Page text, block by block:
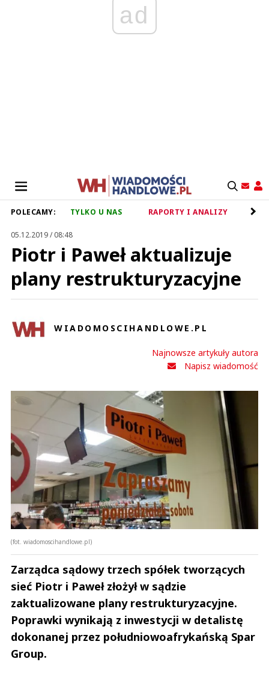
ad
POLECAMY: TYLKO U NAS RAPORTY I ANALIZY
05.12.2019 / 08:48
Piotr i Paweł aktualizuje
plany restrukturyzacyjne
WIADOMOSCIHANDLOWE.PL
Najnowsze artykuły autora
Napisz wiadomość
(fot. wiadomoscihandlowe.pl)
Zarządca sądowy trzech spółek tworzących
sieć Piotr i Paweł złożył w sądzie
zaktualizowane plany restrukturyzacyjne.
Poprawki wynikają z inwestycji w detalistę
dokonanej przez południowoafrykańską Spar
Group.